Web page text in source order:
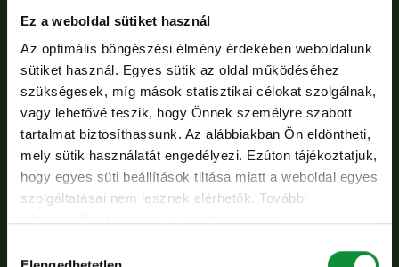
Ez a weboldal sütiket használ
Az optimális böngészési élmény érdekében weboldalunk
sütiket használ. Egyes sütik az oldal működéséhez
szükségesek, míg mások statisztikai célokat szolgálnak,
vagy lehetővé teszik, hogy Önnek személyre szabott
tartalmat biztosíthassunk. Az alábbiakban Ön eldöntheti,
mely sütik használatát engedélyezi. Ezúton tájékoztatjuk,
hogy egyes süti beállítások tiltása miatt a weboldal egyes
szolgáltatásai nem lesznek elérhetők. További
A paprikákat vékony csíkokra vágjuk, és forró
serpenyőben megpirítjuk, közben köménnyel
fűszerezzük, valamint sóval és borssal
ízesítjük.
A darabolt zöldbabot és a konzerv vörösbabot is
lepirítjuk serpenyőben.
A friss petrezselymet felaprítjuk, majd
olívaolajjal és citromlével összekeverjük. Ezt az